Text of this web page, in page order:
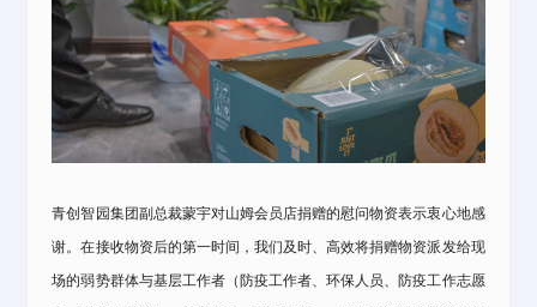
青创智园集团副总裁蒙宇对山姆会员店捐赠的慰问物资表示衷心地感
谢。在接收物资后的第一时间，我们及时、高效将捐赠物资派发给现
场的弱势群体与基层工作者（防疫工作者、环保人员、防疫工作志愿